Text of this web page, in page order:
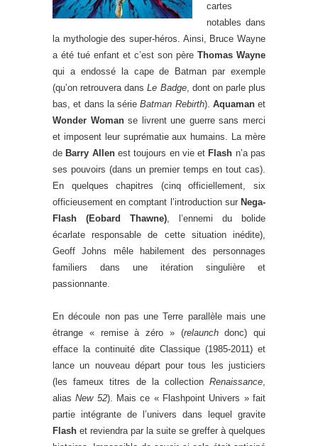
cartes
notables dans
la mythologie des super-héros. Ainsi, Bruce Wayne
a été tué enfant et c’est son père Thomas Wayne
qui a endossé la cape de Batman par exemple
(qu’on retrouvera dansLe Badge, dont on parle plus
bas, et dans la sérieBatman Rebirth). Aquamanet
Wonder Womanse livrent une guerre sans merci
et imposent leur suprématie aux humains. La mère
de Barry Allenest toujours en vie et Flash n’a pas
ses pouvoirs (dans un premier temps en tout cas).
En quelques chapitres (cinq officiellement, six
officieusement en comptant l’introduction sur Nega-
Flash (Eobard Thawne), l’ennemi du bolide
écarlate responsable de cette situation inédite),
Geoff Johns mêle habilement des personnages
familiers dans une itération singulière et
passionnante.
En découle non pas une Terre parallèle mais une
étrange « remise à zéro » (relaunchdonc) qui
efface la continuité dite Classique (1985-2011) et
lance un nouveau départ pour tous les justiciers
(les fameux titres de la collection Renaissance,
aliasNew 52). Mais ce « Flashpoint Univers » fait
partie intégrante de l’univers dans lequel gravite
Flash et reviendra par la suite se greffer à quelques